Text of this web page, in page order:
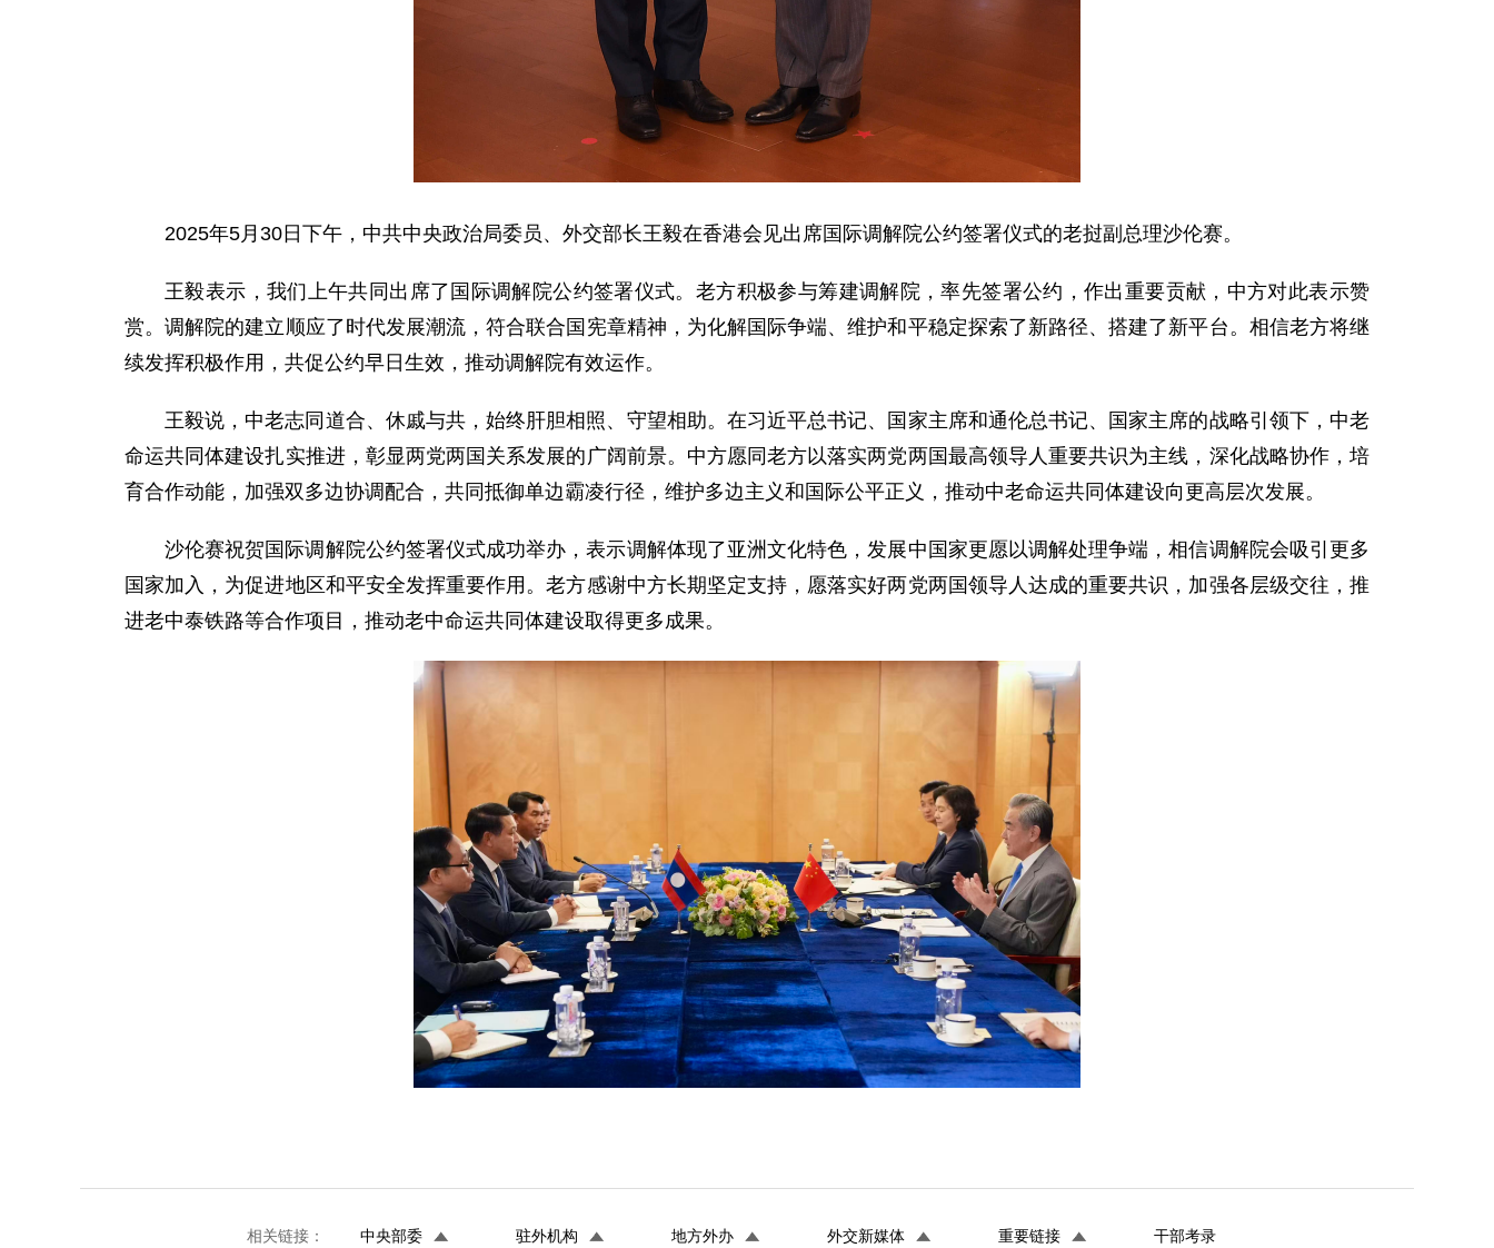
2025年5月30日下午，中共中央政治局委员、外交部长王毅在香港会见出席国际调解院公约签署仪式的老挝副总理沙伦赛。
王毅表示，我们上午共同出席了国际调解院公约签署仪式。老方积极参与筹建调解院，率先签署公约，作出重要贡献，中方对此表示赞
赏。调解院的建立顺应了时代发展潮流，符合联合国宪章精神，为化解国际争端、维护和平稳定探索了新路径、搭建了新平台。相信老方将继
续发挥积极作用，共促公约早日生效，推动调解院有效运作。
王毅说，中老志同道合、休戚与共，始终肝胆相照、守望相助。在习近平总书记、国家主席和通伦总书记、国家主席的战略引领下，中老
命运共同体建设扎实推进，彰显两党两国关系发展的广阔前景。中方愿同老方以落实两党两国最高领导人重要共识为主线，深化战略协作，培
育合作动能，加强双多边协调配合，共同抵御单边霸凌行径，维护多边主义和国际公平正义，推动中老命运共同体建设向更高层次发展。
沙伦赛祝贺国际调解院公约签署仪式成功举办，表示调解体现了亚洲文化特色，发展中国家更愿以调解处理争端，相信调解院会吸引更多
国家加入，为促进地区和平安全发挥重要作用。老方感谢中方长期坚定支持，愿落实好两党两国领导人达成的重要共识，加强各层级交往，推
进老中泰铁路等合作项目，推动老中命运共同体建设取得更多成果。
相关链接： 中央部委 驻外机构 地方外办 外交新媒体 重要链接 干部考录